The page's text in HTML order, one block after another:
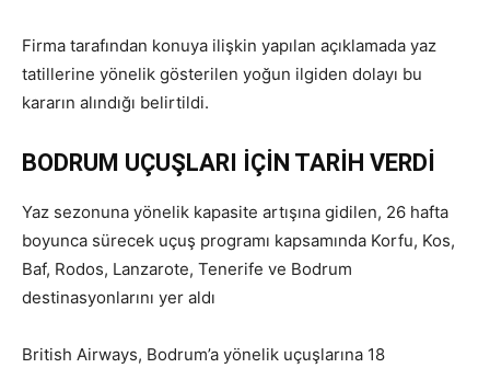
Firma tarafından konuya ilişkin yapılan açıklamada yaz
tatillerine yönelik gösterilen yoğun ilgiden dolayı bu
kararın alındığı belirtildi.
BODRUM UÇUŞLARI İÇİN TARİH VERDİ
Yaz sezonuna yönelik kapasite artışına gidilen, 26 hafta
boyunca sürecek uçuş programı kapsamında Korfu, Kos,
Baf, Rodos, Lanzarote, Tenerife ve Bodrum
destinasyonlarını yer aldı
British Airways, Bodrum’a yönelik uçuşlarına 18